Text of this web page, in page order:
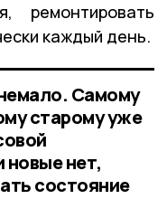
ремонтировать
каждый день.
Самому
старому уже
нет,
состояние